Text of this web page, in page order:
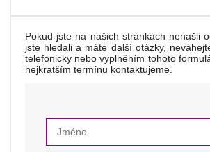
Pokud jste na našich stránkách nenašli
jste hledali a máte další otázky,
telefonicky nebo vyplněním tohoto
nejkratším termínu kontaktujeme.